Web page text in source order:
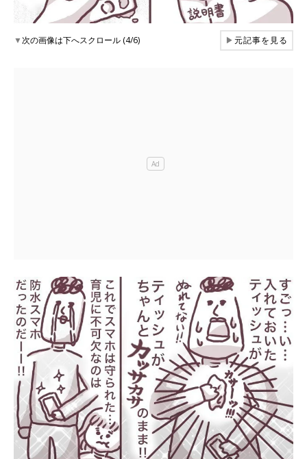
▼次の画像は下へスクロール (4/6) ▶元記事を見る